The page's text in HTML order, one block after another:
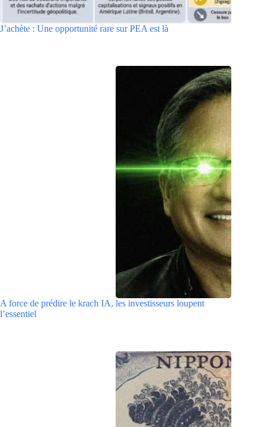
J’achète : Une opportunité rare sur PEA est là
A force de prédire le krach IA, les investisseurs loupent
l’essentiel